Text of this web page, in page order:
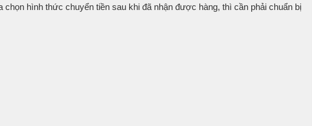
hình thức chuyển tiền sau khi đã nhận được hàng, thì cần phải chuẩn bị